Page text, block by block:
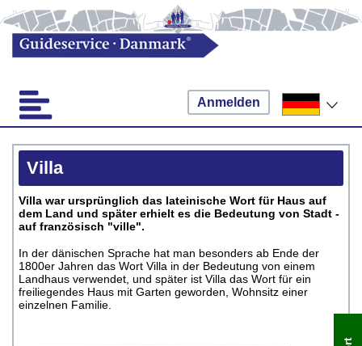
Anmelden
Villa
Villa war ursprünglich das lateinische Wort für Haus auf
dem Land und später erhielt es die Bedeutung von Stadt -
auf französisch "ville".
In der dänischen Sprache hat man besonders ab Ende der
1800er Jahren das Wort Villa in der Bedeutung von einem
Landhaus verwendet, und später ist Villa das Wort für ein
freiliegendes Haus mit Garten geworden, Wohnsitz einer
einzelnen Familie.